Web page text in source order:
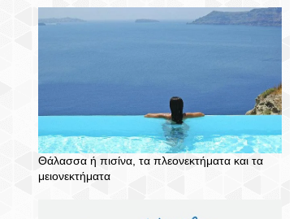
Θάλασσα ή πισίνα, τα πλεονεκτήματα και τα
μειονεκτήματα